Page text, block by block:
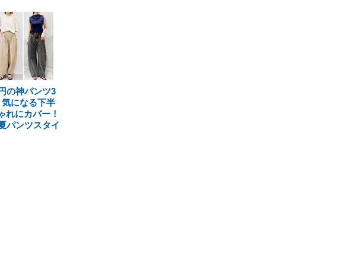
の神パンツ3
になる下半
れにカバー！
パンツスタイ